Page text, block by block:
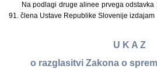
Na podlagi druge alinee prvega
91. člena Ustave Republike Slovenije izdajam
U K A Z
o razglasitvi Zakona o